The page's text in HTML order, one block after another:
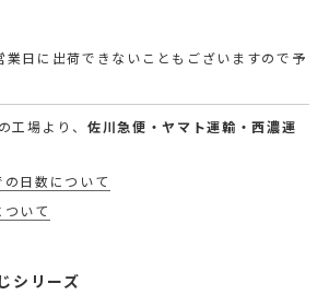
日に出荷できないこともございますので予
の工場より、 佐川急便・ヤマト運輸・西濃運
日数について
ついて
シリーズ